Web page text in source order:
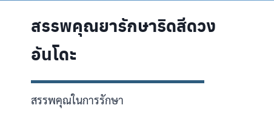
สรรพคุณยารักษาริดสีดวง
อันโดะ
สรรพคุณในการรักษา